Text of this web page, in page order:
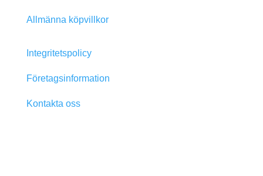
Allmänna köpvillkor
Integritetspolicy
Företagsinformation
Kontakta oss